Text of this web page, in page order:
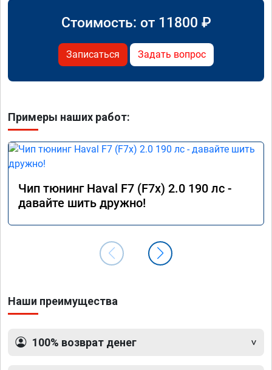
Стоимость: от 11800 ₽
Записаться Задать вопрос
Примеры наших работ:
Чип тюнинг Haval F7 (F7x) 2.0 190 лс -
давайте шить дружно!
Наши преимущества
100% возврат денег